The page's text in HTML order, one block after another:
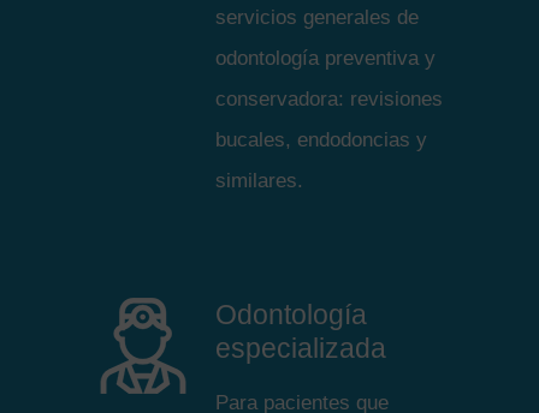
servicios generales de
odontología preventiva y
conservadora: revisiones
bucales, endodoncias y
similares.
Odontología
especializada
Para pacientes que